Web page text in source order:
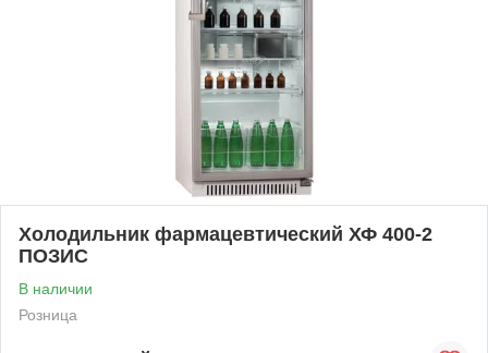
Холодильник фармацевтический ХФ 400-2
ПОЗИС
В наличии
Розница